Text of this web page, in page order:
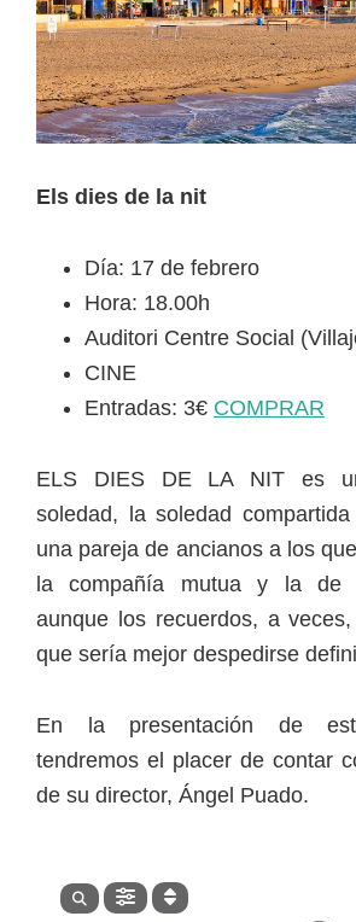
Els dies de la nit
Día: 17 de febrero
Hora: 18.00h
Auditori Centre Social
CINE
Entradas: 3€ COMPRAR
ELS DIES DE LA NIT es
soledad, la soledad
una pareja de ancianos a los
la compañía mutua y la de
aunque los recuerdos, a
que sería mejor despedirse
En la presentación de
tendremos el placer de contar
de su director, Ángel Puado.